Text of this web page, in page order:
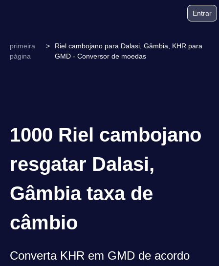
Entrar
primeira
página
>
Riel cambojano para Dalasi, Gâmbia, KHR para
GMD - Conversor de moedas
1000 Riel cambojano
resgatar Dalasi,
Gâmbia taxa de
câmbio
Converta KHR em GMD de acordo